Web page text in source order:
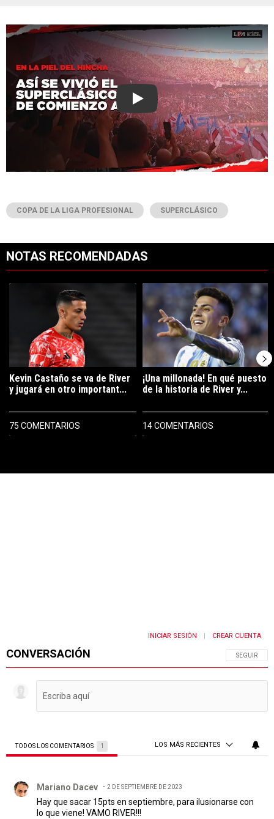
Play
COPA DE LA LIGA PROFESIONAL SUPERCLÁSICO
NOTAS RECOMENDADAS
Un artículo de tendencia con el título "Kevin Castaño se va de
Kevin Castaño se va de River
y jugará en otro important...
75 COMENTARIOS
Un artículo de tendencia con el
¡Una millonada! En qué puesto
de la historia de River y...
14 COMENTARIOS
CONVERSACIÓN SIGA ESTA
SEGUIR
INICIAR SESIÓN CREAR CUENTA
TODOS LOS COMENTARIOS 1 LOS MÁS RECIENTES
Mariano Dacev 2 DE SEPTIEMBRE DE 2023
Hay que sacar 15pts en septiembre, para ilusionarse con
lo que viene! VAMO RIVER!!!